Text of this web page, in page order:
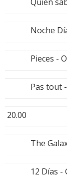
Noche
Pieces -
Pas tout
20.00
The
12 Días -